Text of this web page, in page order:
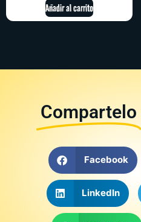
Añadir al carrito
Compartelo
Facebook
LinkedIn